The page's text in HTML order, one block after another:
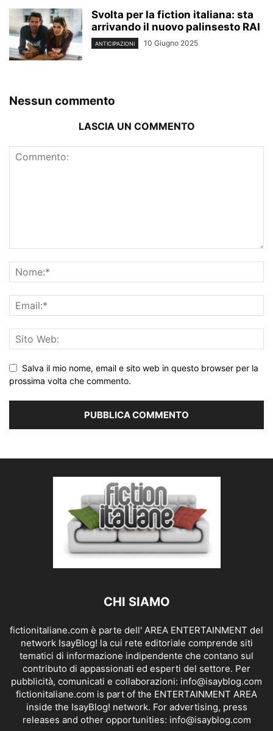
Svolta per la fiction italiana: sta
arrivando il nuovo palinsesto RAI
ANTICIPAZIONI 10 Giugno 2025
Nessun commento
LASCIA UN COMMENTO
Salva il mio nome, email e sito web in questo browser per la
prossima volta che commento.
CHI SIAMO
fictionitaliane.com è parte dell' AREA ENTERTAINMENT del
network IsayBlog! la cui rete editoriale comprende siti
tematici di informazione indipendente che contano sul
contributo di appassionati ed esperti del settore. Per
pubblicità, comunicati e collaborazioni: info@isayblog.com
fictionitaliane.com is part of the ENTERTAINMENT AREA
inside the IsayBlog! network. For advertising, press
releases and other opportunities: info@isayblog.com